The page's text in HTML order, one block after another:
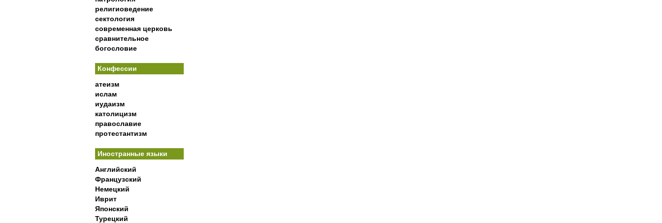
религиоведение
сектология
современная церковь
сравнительное
богословие
Конфессии
атеизм
ислам
иудаизм
католицизм
православие
протестантизм
Иностранные языки
Английский
Французский
Немецкий
Иврит
Японский
Турецкий